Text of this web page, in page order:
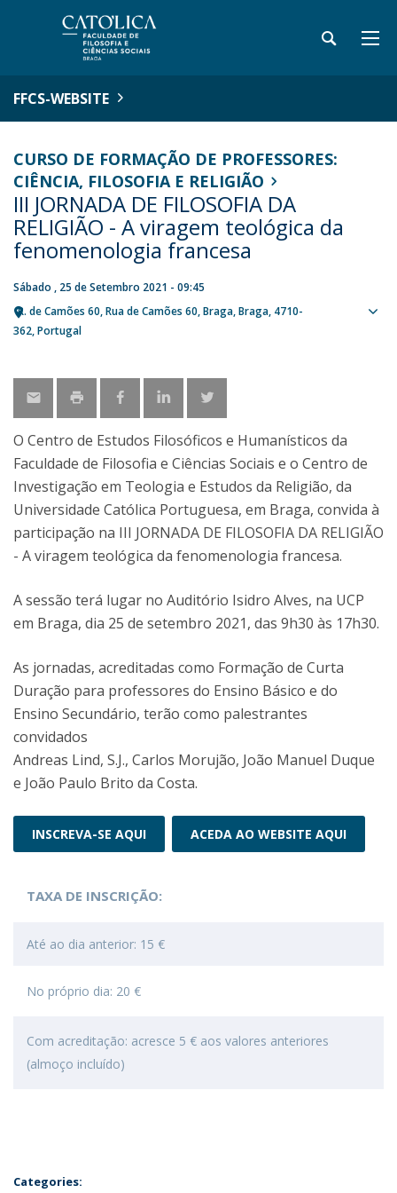
FFCS-WEBSITE
CURSO DE FORMAÇÃO DE PROFESSORES:
CIÊNCIA, FILOSOFIA E RELIGIÃO
III JORNADA DE FILOSOFIA DA
RELIGIÃO - A viragem teológica da
fenomenologia francesa
Sábado , 25 de Setembro 2021 - 09:45
R. de Camões 60 Rua de Camões 60 Braga Braga 4710-
362 Portugal
O Centro de Estudos Filosóficos e Humanísticos da
Faculdade de Filosofia e Ciências Sociais e o Centro de
Investigação em Teologia e Estudos da Religião, da
Universidade Católica Portuguesa, em Braga, convida à
participação na III JORNADA DE FILOSOFIA DA RELIGIÃO
- A viragem teológica da fenomenologia francesa.
A sessão terá lugar no Auditório Isidro Alves, na UCP
em Braga, dia 25 de setembro 2021, das 9h30 às 17h30.
As jornadas, acreditadas como Formação de Curta
Duração para professores do Ensino Básico e do
Ensino Secundário, terão como palestrantes
convidados
Andreas Lind, S.J., Carlos Morujão, João Manuel Duque
e João Paulo Brito da Costa.
INSCREVA-SE AQUI ACEDA AO WEBSITE AQUI
TAXA DE INSCRIÇÃO:
Até ao dia anterior: 15 €
No próprio dia: 20 €
Com acreditação: acresce 5 € aos valores anteriores
(almoço incluído)
Categories: